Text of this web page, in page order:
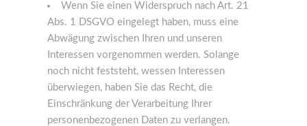
Wenn Sie einen Widerspruch nach Art. 21
Abs. 1 DSGVO eingelegt haben, muss eine
Abwägung zwischen Ihren und unseren
Interessen vorgenommen werden. Solange
noch nicht feststeht, wessen Interessen
überwiegen, haben Sie das Recht, die
Einschränkung der Verarbeitung Ihrer
personenbezogenen Daten zu verlangen.